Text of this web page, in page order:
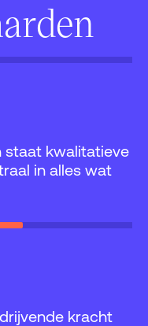
staat kwalitatieve
in alles wat
kracht